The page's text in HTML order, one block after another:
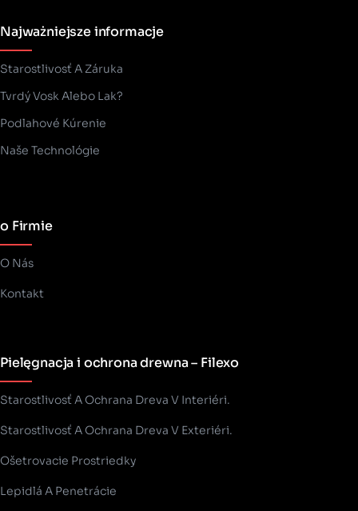
Najważniejsze informacje
Starostlivosť A Záruka
Tvrdý Vosk Alebo Lak?
Podlahové Kúrenie
Naše Technológie
o Firmie
O Nás
Kontakt
Pielęgnacja i ochrona drewna – Filexo
Starostlivosť A Ochrana Dreva V Interiéri.
Starostlivosť A Ochrana Dreva V Exteriéri.
Ošetrovacie Prostriedky
Lepidlá A Penetrácie